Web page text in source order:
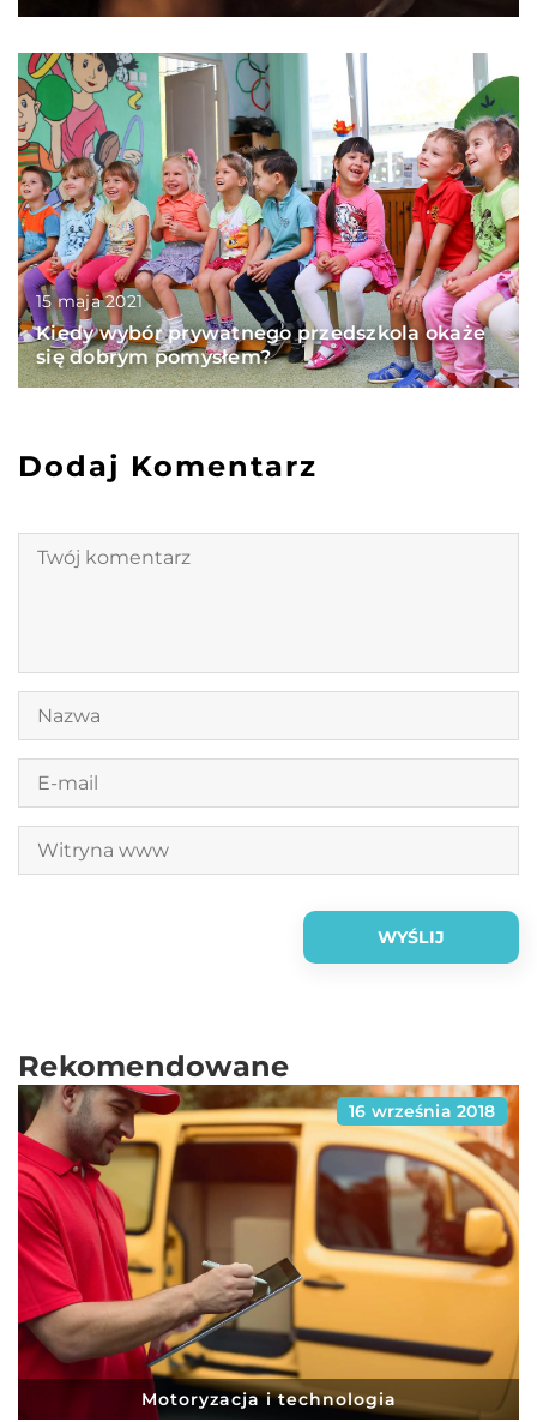
15 maja 2021
Kiedy wybór prywatnego przedszkola okaże
się dobrym pomysłem?
Dodaj Komentarz
Rekomendowane
16 września 2018
Motoryzacja i technologia